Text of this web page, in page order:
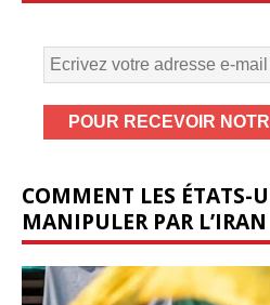
COMMENT LES ÉTATS-
MANIPULER PAR L’IRAN